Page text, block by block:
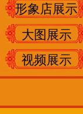
形象店展示
大图展示
视频展示